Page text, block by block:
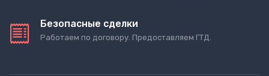
Безопасные сделки
Работаем по договору. Предоставляем ГТД.